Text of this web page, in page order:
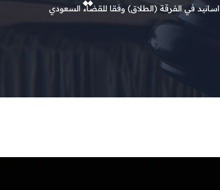
اسانيد في الفرقة (الطلاق) وفقا للقضاء السعودي